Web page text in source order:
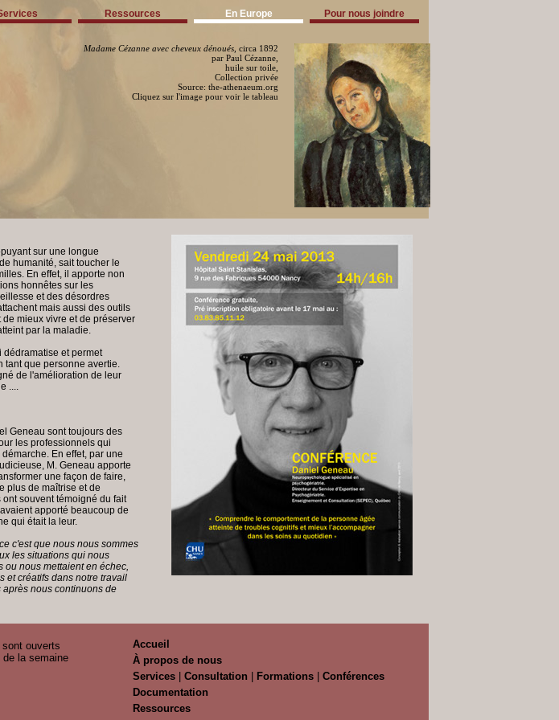
Madame Cézanne avec cheveux dénoués , circa 1892
par Paul Cézanne,
huile sur toile,
Collection privée
Source: the-athenaeum.org
Cliquez sur l'image pour voir le tableau
Ressources En Europe Pour nous joindre
sur une longue
humanité, sait toucher le
En effet, il apporte non
honnêtes sur les
et des désordres
mais aussi des outils
mieux vivre et de préserver
par la maladie.
dédramatise et permet
tant que personne avertie.
de l'amélioration de leur
....
Geneau sont toujours des
les professionnels qui
En effet, par une
M. Geneau apporte
une façon de faire,
plus de maîtrise et de
souvent témoigné du fait
apporté beaucoup de
qui était la leur.
c'est que nous nous sommes
les situations qui nous
ou nous mettaient en échec,
et créatifs dans notre travail
nous continuons de
ouverts
la semaine
Accueil
À propos de nous
Services
Consultation Formations
Conférences
Documentation
Ressources